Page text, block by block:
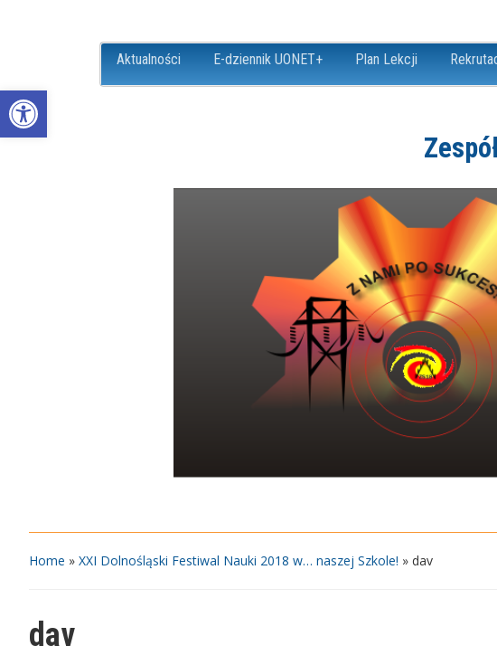
Open toolbar
Aktualności E-dziennik UONET+ Plan Lekcji
Home » XXI Dolnośląski Festiwal Nauki 2018 w… naszej Szkole! » dav
dav